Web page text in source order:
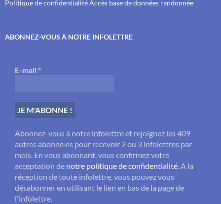
Politique de confidentialitéAccès base de données randonnée
ABONNEZ-VOUS À NOTRE INFOLETTRE
E-mail *
Abonnez-vous à notre infolettre et rejoignez les 409
autres abonné·es pour recevoir 2 ou 3 infolettres par
mois. En vous abonnant, vous confirmez votre
acceptation de notre politique de confidentialité. A la
réception de toute infolettre, vous pouvez vous
désabonner en utilisant le lien en bas de la page de
l'infolettre.